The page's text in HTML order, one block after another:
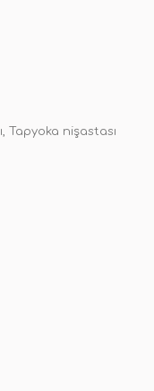
Tapyoka nişastası